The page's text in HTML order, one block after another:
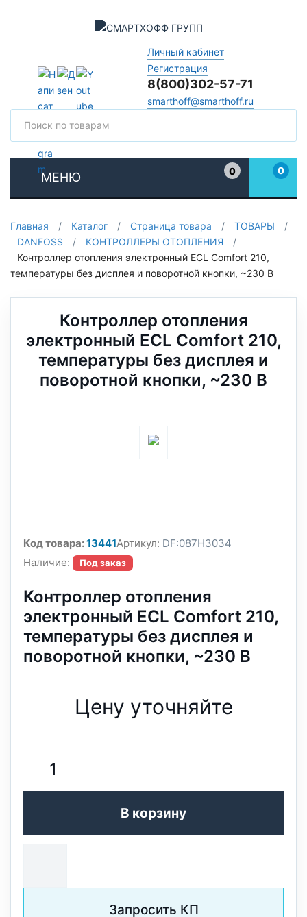
Личный кабинет
Регистрация
8(800)302-57-71
smarthoff@smarthoff.ru
МЕНЮ
0
0
Главная / Каталог / Страница товара / ТОВАРЫ
/
DANFOSS
/ КОНТРОЛЛЕРЫ ОТОПЛЕНИЯ
/
Контроллер отопления электронный ECL Comfort 210,
температуры без дисплея и поворотной кнопки, ~230 В
Контроллер отопления
электронный ECL Comfort 210,
температуры без дисплея и
поворотной кнопки, ~230 В
Код товара:13441Артикул: DF:087H3034
Наличие:
Под заказ
Контроллер отопления
электронный ECL Comfort 210,
температуры без дисплея и
поворотной кнопки, ~230 В
Цену уточняйте
В корзину
Запросить КП